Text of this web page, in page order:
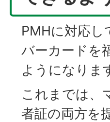
PMHに対応し
バーカードを
ようになりま
これまでは、
者証の両方を